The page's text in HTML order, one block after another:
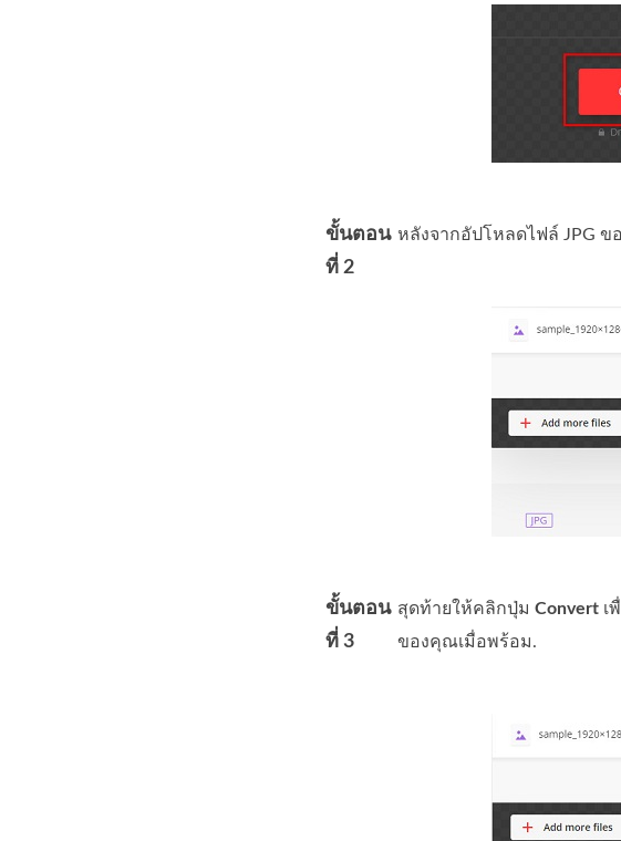
ขั้นตอน
ที่ 2
หลังจากอัปโหลดไฟล์ JPG
ขั้นตอน
ที่ 3
สุดท้ายให้คลิกปุ่ม Convert เ
ของคุณเมื่อพร้อม.